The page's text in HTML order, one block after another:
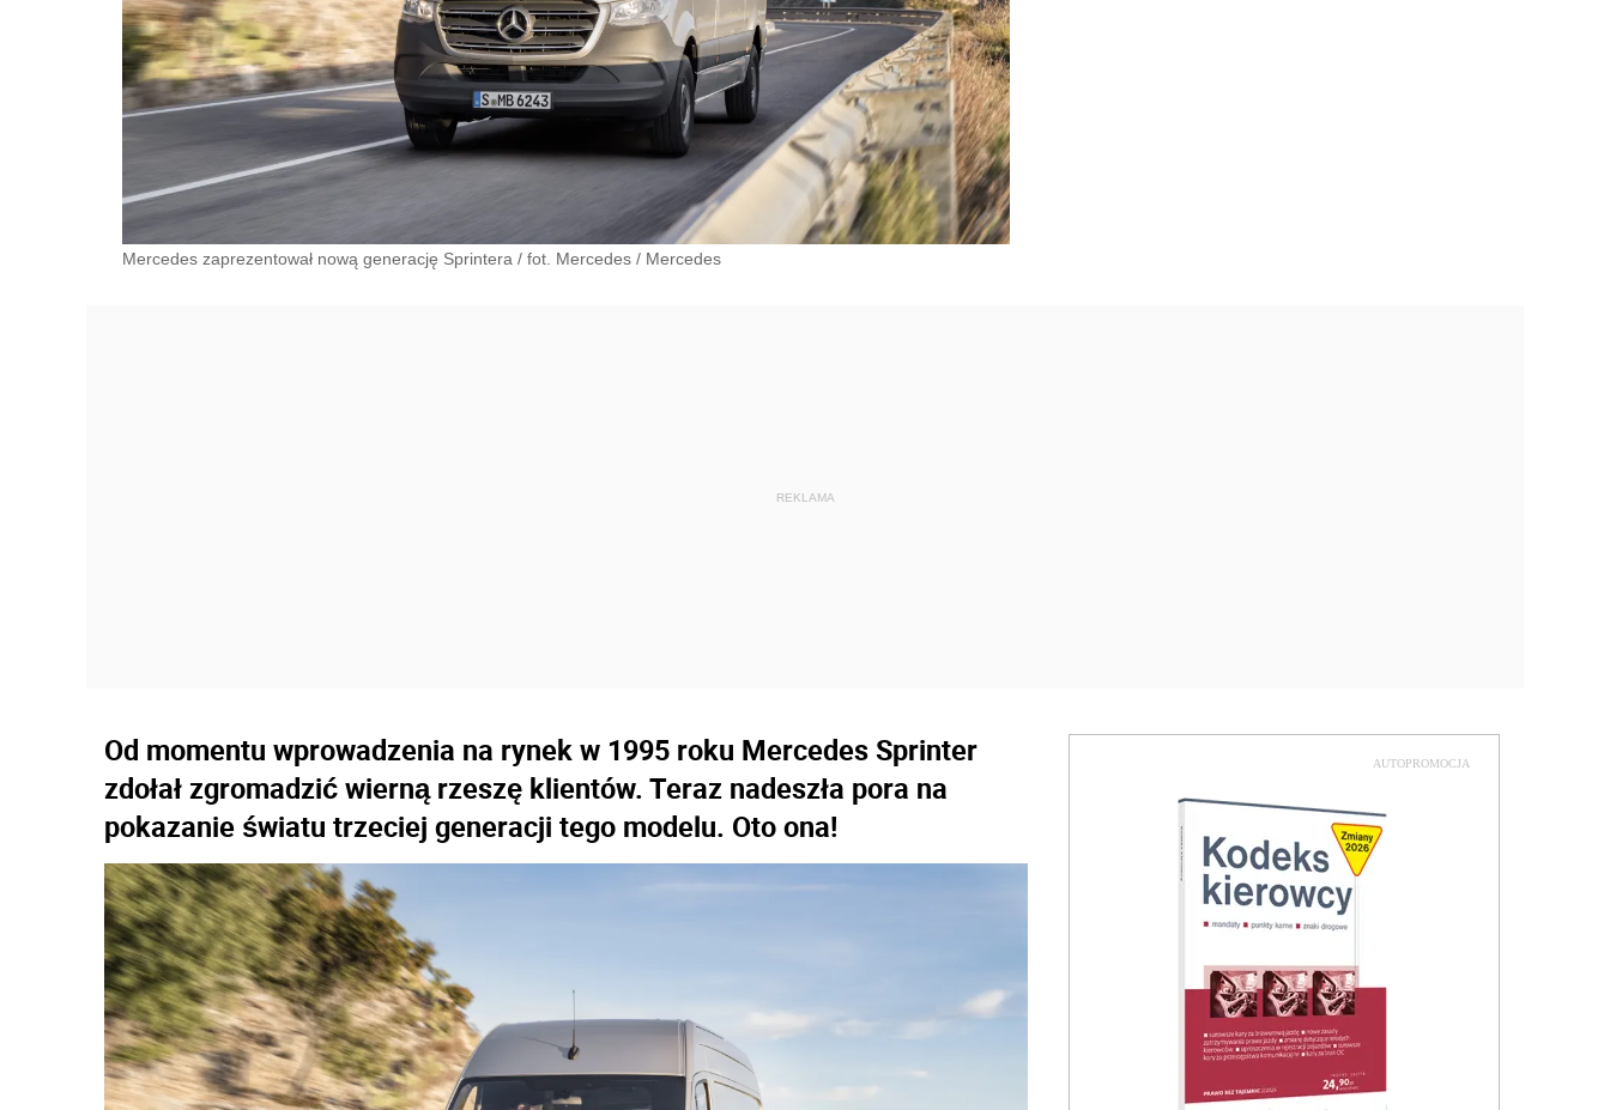
Mercedes zaprezentował nową generację Sprintera / fot. Mercedes / Mercedes
Od momentu wprowadzenia na rynek w 1995 roku Mercedes Sprinter
zdołał zgromadzić wierną rzeszę klientów. Teraz nadeszła pora na
pokazanie światu trzeciej generacji tego modelu. Oto ona!
AUTOPROMOCJA